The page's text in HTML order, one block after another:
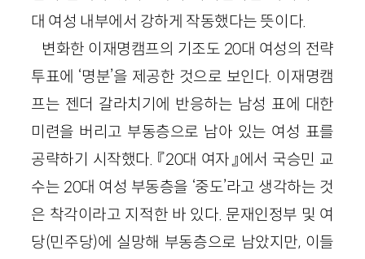
대 여성 내부에서 강하게 작동했다는 뜻이다.
변화한 이재명캠프의 기조도 20대 여성의 전략
투표에 ‘명분’을 제공한 것으로 보인다. 이재명캠
프는 젠더 갈라치기에 반응하는 남성 표에 대한
미련을 버리고 부동층으로 남아 있는 여성 표를
공략하기 시작했다. 『20대 여자』에서 국승민 교
수는 20대 여성 부동층을 ‘중도’라고 생각하는 것
은 착각이라고 지적한 바 있다. 문재인정부 및 여
당(민주당)에 실망해 부동층으로 남았지만, 이들